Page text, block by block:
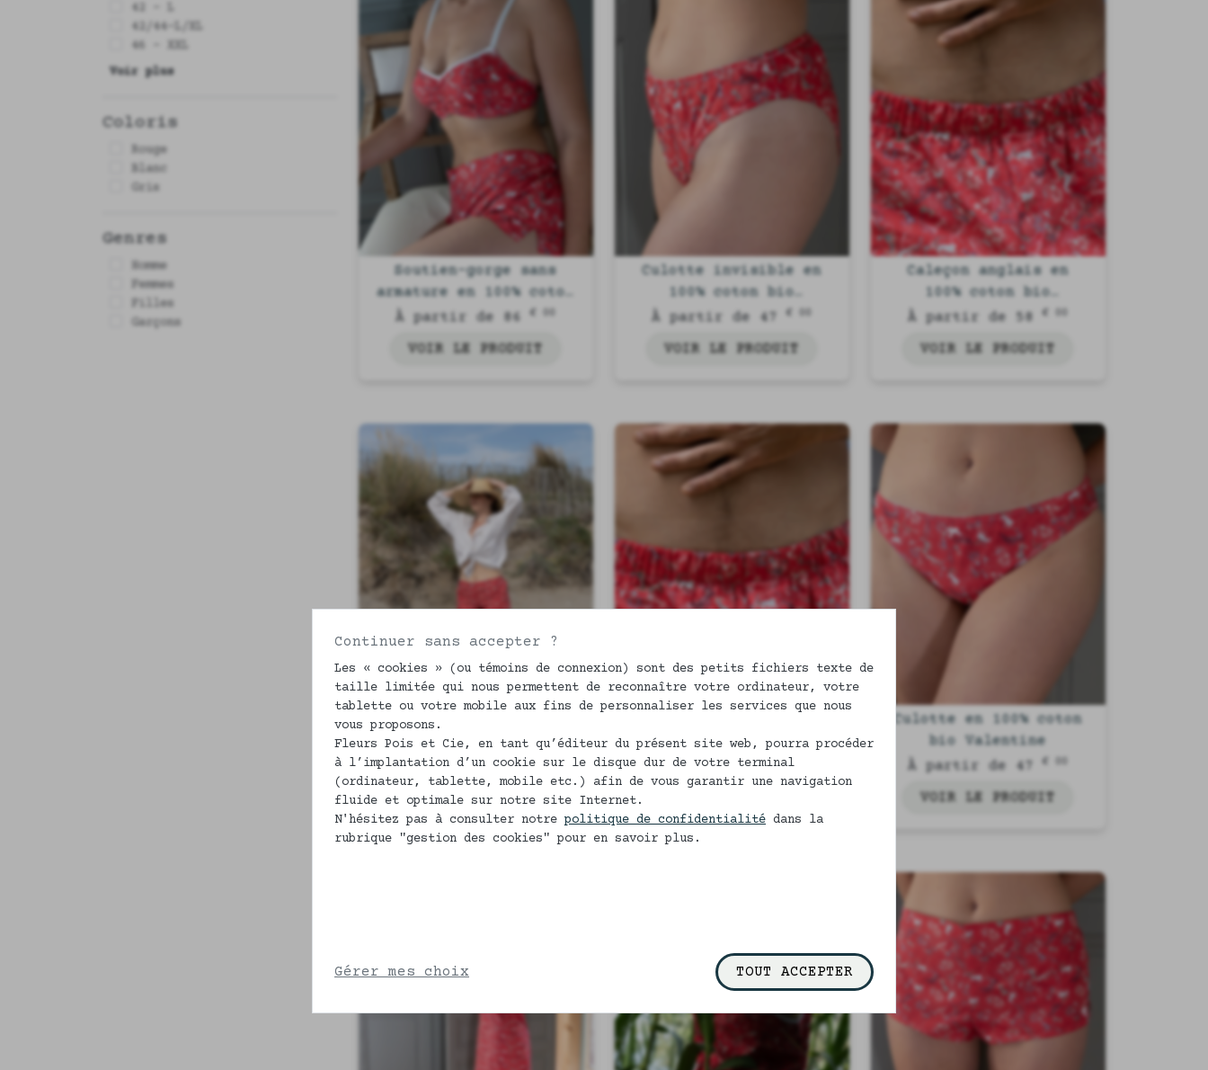
42 - L
42/44-L/XL
46 - XXL
Voir plus
Coloris
Rouge
Blanc
Gris
Genres
Homme
Femmes
Filles
Garçons
Soutien-gorge sans
armature en 100% coton
bio Valentine
À partir de 86€ 00
VOIR LE PRODUIT
Culotte invisible en
100% coton bio
Valentine
À partir de 47€ 00
VOIR LE PRODUIT
Caleçon anglais en
100% coton bio
Valentine
À partir de 58€ 00
VOIR LE PRODUIT
Shorty en 100% coton
bio Valentine
À partir de 53€ 00
VOIR LE PRODUIT
100% coton bio
Valentine
À partir de 58
Culotte en 100% coton
bio Valentine
À partir de 47€ 00
VOIR LE PRODUIT
Continuer sans accepter ?
Les « cookies » (ou témoins de connexion) sont des petits fichiers texte de
taille limitée qui nous permettent de reconnaître votre ordinateur, votre
tablette ou votre mobile aux fins de personnaliser les services que nous
vous proposons.
Fleurs Pois et Cie, en tant qu’éditeur du présent site web, pourra procéder
à l’implantation d’un cookie sur le disque dur de votre terminal
(ordinateur, tablette, mobile etc.) afin de vous garantir une navigation
fluide et optimale sur notre site Internet.
N'hésitez pas à consulter notre politique de confidentialité dans la
rubrique "gestion des cookies" pour en savoir plus.
Gérer mes choix TOUT ACCEPTER